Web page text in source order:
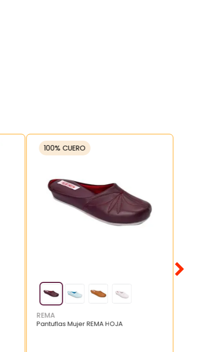
100% CUERO
REMA
Pantuflas Mujer REMA HOJA